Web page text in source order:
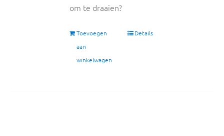
om te draaien?
Toevoegen
aan
winkelwagen
Details